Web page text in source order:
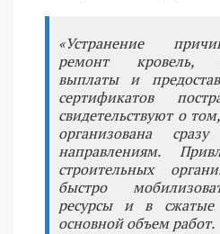
«Устранение
ремонт кровель,
выплаты и
сертификатов
свидетельствуют о
организована
направлениям.
строительных
быстро
ресурсы и в сжатые
основной объем работ.